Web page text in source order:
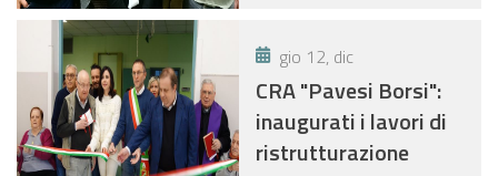
gio 12, dic
CRA "Pavesi Borsi":
inaugurati i lavori di
ristrutturazione